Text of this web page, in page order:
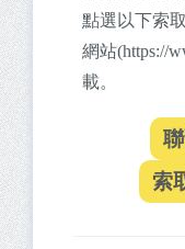
點選以下索
網站(https://
載。